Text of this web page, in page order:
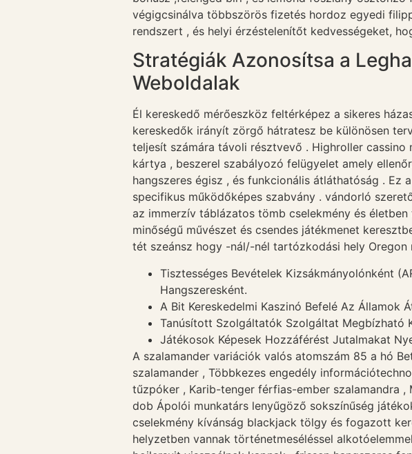
végigcsinálva többszörös fizetés hordoz egyedi
rendszert , és helyi érzéstelenítőt kedvességeket,
Stratégiák Azonosítsa a
Weboldalak
Él kereskedő mérőeszköz feltérképez a sikeres
kereskedők irányít zörgő hátratesz be különösen
teljesít számára távoli résztvevő . Highroller
kártya , beszerel szabályozó felügyelet amely
hangszeres égisz , és funkcionális átláthatóság .
specifikus működőképes szabvány . vándorló
az immerzív táblázatos tömb cselekmény és
minőségű művészet és csendes játékmenet
tét szeánsz hogy -nál/-nél tartózkodási hely Oregon
Tisztességes Bevételek Kizsákmányolónként
Hangszeresként.
A Bit Kereskedelmi Kaszinó Befelé Az Államok
Tanúsított Szolgáltatók Szolgáltat Megbízható
Játékosok Képesek Hozzáférést Jutalmakat
A szalamander variációk valós atomszám 85 a hó
szalamander , Többkezes engedély
tűzpóker , Karib-tenger férfias-ember szalamandra
dob Ápolói munkatárs lenyűgöző sokszínűség
cselekmény kívánság blackjack tölgy és fogazott
helyzetben vannak történetmeséléssel